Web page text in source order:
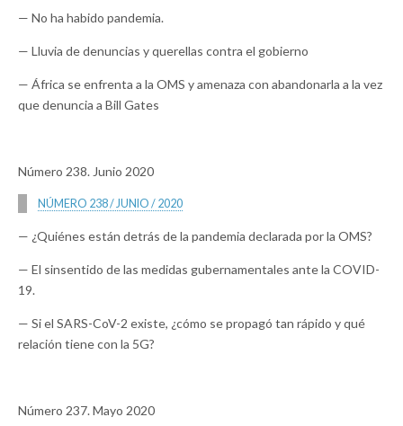
— No ha habido pandemia.
— Lluvia de denuncias y querellas contra el gobierno
— África se enfrenta a la OMS y amenaza con abandonarla a la vez
que denuncia a Bill Gates
Número 238. Junio 2020
NÚMERO 238 / JUNIO / 2020
— ¿Quiénes están detrás de la pandemia declarada por la OMS?
— El sinsentido de las medidas gubernamentales ante la COVID-
19.
— Si el SARS-CoV-2 existe, ¿cómo se propagó tan rápido y qué
relación tiene con la 5G?
Número 237. Mayo 2020